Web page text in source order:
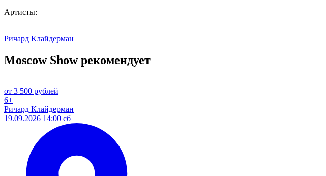
Артисты:
Ричард Клайдерман
Moscow Show рекомендует
от 3 500 рублей
6+
Ричард Клайдерман
19.09.2026 14:00 сб